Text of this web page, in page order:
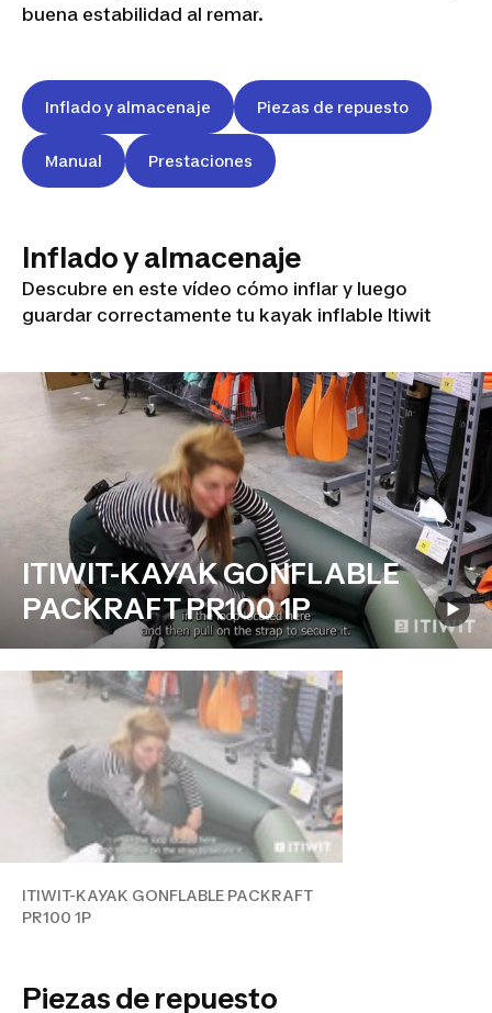
buena estabilidad al remar.
Inflado y almacenaje Piezas de repuesto
Manual Prestaciones
Inflado y almacenaje
Descubre en este vídeo cómo inflar y luego
guardar correctamente tu kayak inflable Itiwit
ITIWIT-KAYAK GONFLABLE
PACKRAFT PR100 1P
ITIWIT-KAYAK GONFLABLE PACKRAFT
PR100 1P
Piezas de repuesto